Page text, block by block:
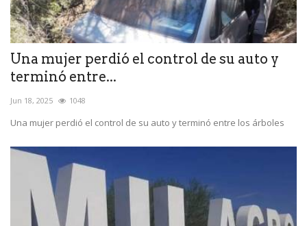
Una mujer perdió el control de su auto y
terminó entre...
Jun 18, 2025 1048
Una mujer perdió el control de su auto y terminó entre los árboles